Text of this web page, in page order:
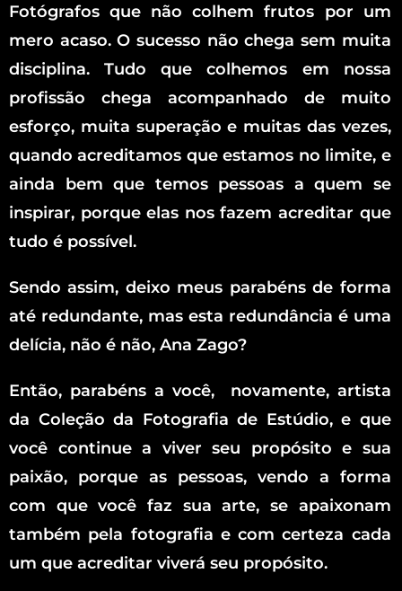
Fotógrafos que não colhem frutos por um
mero acaso. O sucesso não chega sem muita
disciplina. Tudo que colhemos em nossa
profissão chega acompanhado de muito
esforço, muita superação e muitas das vezes,
quando acreditamos que estamos no limite, e
ainda bem que temos pessoas a quem se
inspirar, porque elas nos fazem acreditar que
tudo é possível.
Sendo assim, deixo meus parabéns de forma
até redundante, mas esta redundância é uma
delícia, não é não, Ana Zago?
Então, parabéns a você, novamente, artista
da Coleção da Fotografia de Estúdio, e que
você continue a viver seu propósito e sua
paixão, porque as pessoas, vendo a forma
com que você faz sua arte, se apaixonam
também pela fotografia e com certeza cada
um que acreditar viverá seu propósito.